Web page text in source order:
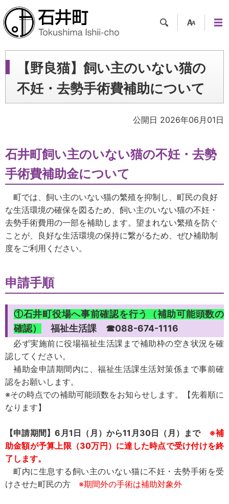
ツー
ル
ュー
【野良猫】飼い主のいない猫の
不妊・去勢手術費補助について
公開日 2026年06月01日
石井町飼い主のいない猫の不妊・去勢
手術費補助金について
町では、飼い主のいない猫の繁殖を抑制し、町民の良好
な生活環境の確保を図るため、飼い主のいない猫の不妊・
去勢手術費用の一部を補助します。望まれない繁殖を防ぐ
ことが、良好な生活環境の保持に繋がるため、ぜひ補助制
度をご利用ください。
申請手順
①石井町役場へ事前確認を行う（補助可能頭数の
確認）
福祉生活課 ☎088-674-1116
必ず実施前に役場福祉生活課まで補助枠の空き状況を確
認してください。
補助金申請期間内に、福祉生活課生活対策係まで事前確
認をお願いします。
※その時点での補助可能頭数をお知らせします。【先着順に
なります】
【申請期間】6月1日（月）から11月30日（月）まで ※補
助金額が予算上限（30万円）に達した時点で受け付けを終
了します。
町内に生息する飼い主のいない猫に不妊・去勢手術を受
けさせた町民の方 ※期間外の手術は補助対象外